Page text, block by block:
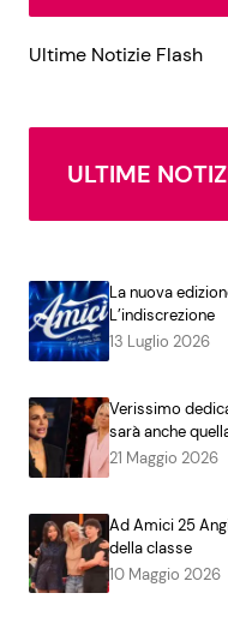
Ultime Notizie Flash
ULTIME
La nuova
L’indiscrezione
13 Luglio 2026
Verissimo
sarà anche
21 Maggio 2026
Ad Amici 25
della classe
10 Maggio 2026